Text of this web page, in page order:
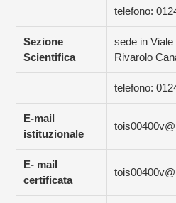
telefono:
Sezione
Scientifica
sede in
Rivarolo
telefono:
E-mail
istituzionale
E- mail
certificata